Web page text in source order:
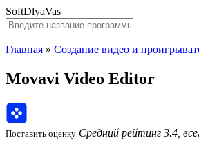
SoftDlyaVas
Главная » Создание видео и
Movavi Video Editor
Поставить оценку Средний рейтинг 3.4,